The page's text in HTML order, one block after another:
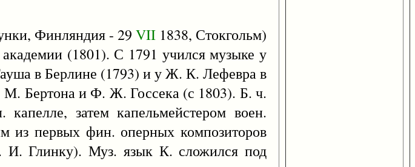
Финляндия - 29 VII1838, Стокгольм)
(1801). С 1791 учился музыке у
в Берлине (1793) и у Ж. К. Лефевра в
Бертона и Ф. Ж. Госсека (с 1803). Б. ч.
затем капельмейстером воен.
из первых фин. оперных композиторов
И. Глинку). Муз. язык К. сложился под